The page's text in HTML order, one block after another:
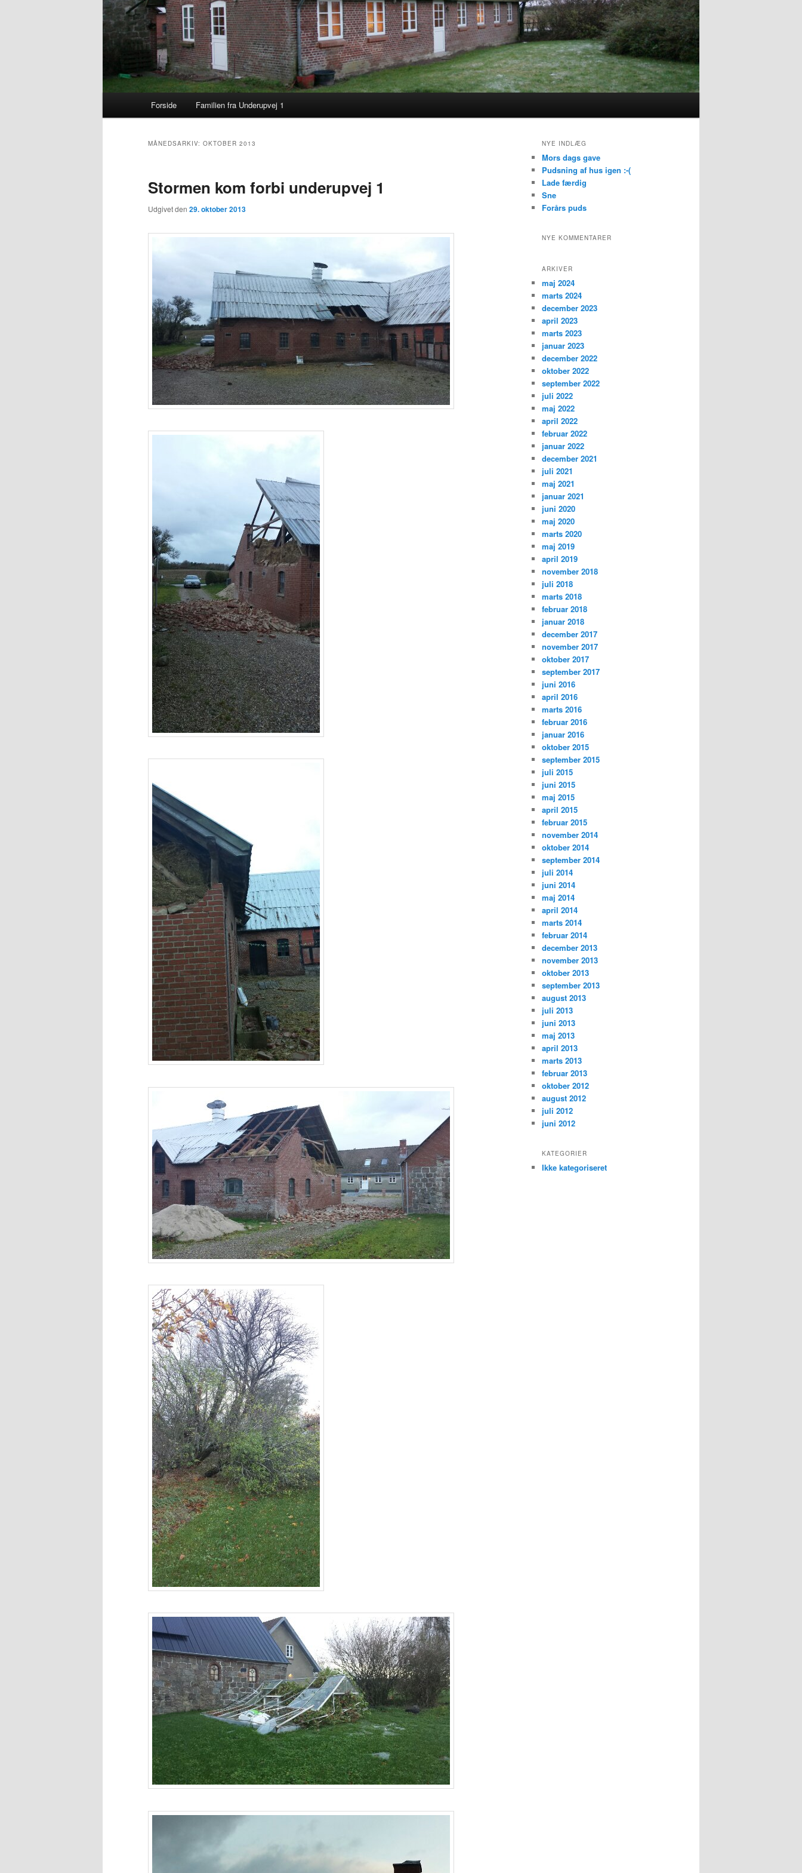
Fortsæt til primære indhold
Fortsæt til sekundære indhold
Forside Familien fra Underupvej 1
MÅNEDSARKIV: OKTOBER 2013
Stormen kom forbi underupvej 1
Udgivet den 29. oktober 2013
NYE INDLÆG
Mors dags gave
Pudsning af hus igen :-(
Lade færdig
Sne
Forårs puds
NYE KOMMENTARER
ARKIVER
maj 2024
marts 2024
december 2023
april 2023
marts 2023
januar 2023
december 2022
oktober 2022
september 2022
juli 2022
maj 2022
april 2022
februar 2022
januar 2022
december 2021
juli 2021
maj 2021
januar 2021
juni 2020
maj 2020
marts 2020
maj 2019
april 2019
november 2018
juli 2018
marts 2018
februar 2018
januar 2018
december 2017
november 2017
oktober 2017
september 2017
juni 2016
april 2016
marts 2016
februar 2016
januar 2016
oktober 2015
september 2015
juli 2015
juni 2015
maj 2015
april 2015
februar 2015
november 2014
oktober 2014
september 2014
juli 2014
juni 2014
maj 2014
april 2014
marts 2014
februar 2014
december 2013
november 2013
oktober 2013
september 2013
august 2013
juli 2013
juni 2013
maj 2013
april 2013
marts 2013
februar 2013
oktober 2012
august 2012
juli 2012
juni 2012
KATEGORIER
Ikke kategoriseret